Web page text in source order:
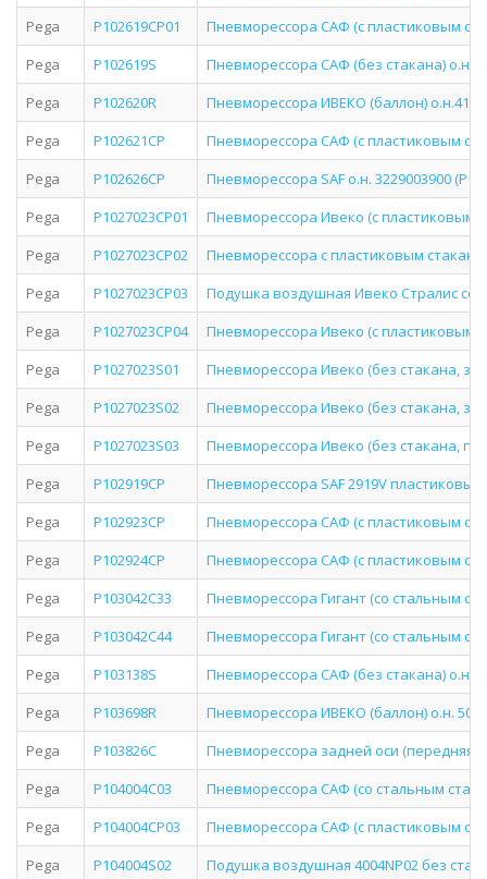
Pega
P102619CP01
Пневморессора САФ (с пластиковым
Pega
P102619S
Пневморессора САФ (без стакана) о.н.
Pega
P102620R
Пневморессора ИВЕКО (баллон)
Pega
P102621CP
Пневморессора САФ (с пластиковым
Pega
P102626CP
Пневморессора SAF о.н. 3229003900
Pega
P1027023CP01
Пневморессора Ивеко (с пластиковым
Pega
P1027023CP02
Пневморессора с пластиковым
Pega
P1027023CP03
Подушка воздушная Ивеко Стралис со
Pega
P1027023CP04
Пневморессора Ивеко (с пластиковым
Pega
P1027023S01
Пневморессора Ивеко (без стакана,
Pega
P1027023S02
Пневморессора Ивеко (без стакана,
Pega
P1027023S03
Пневморессора Ивеко (без стакана,
Pega
P102919CP
Пневморессора SAF 2919V пластиковый
Pega
P102923CP
Пневморессора САФ (с пластиковым
Pega
P102924CP
Пневморессора САФ (с пластиковым
Pega
P103042C33
Пневморессора Гигант (со стальным
Pega
P103042C44
Пневморессора Гигант (со стальным
Pega
P103138S
Пневморессора САФ (без стакана) о.н.
Pega
P103698R
Пневморессора ИВЕКО (баллон) о.н.
Pega
P103826C
Пневморессора задней оси (передняя)
Pega
P104004C03
Пневморессора САФ (со стальным
Pega
P104004CP03
Пневморессора САФ (с пластиковым
Pega
P104004S02
Подушка воздушная 4004NP02 без